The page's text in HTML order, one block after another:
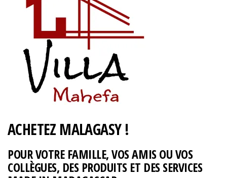
ACHETEZ MALAGASY !
POUR VOTRE FAMILLE, VOS AMIS OU VOS
COLLÈGUES, DES PRODUITS ET DES SERVICES